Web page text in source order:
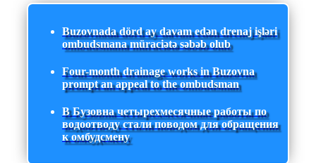
Buzovnada dörd ay davam edən drenaj işləri
ombudsmana müraciətə səbəb olub
Four-month drainage works in Buzovna
prompt an appeal to the ombudsman
В Бузовна четырехмесячные работы по
водоотводу стали поводом для обращения
к омбудсмену